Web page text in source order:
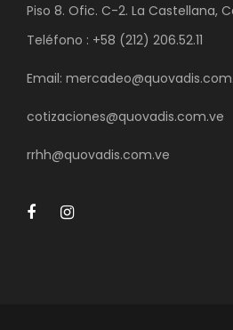
Piso 8. Ofic. C-2. La Castellana,
Teléfono : +58 (212) 206.52.11
Email:
cotizaciones@quovadis.com.ve
rrhh@quovadis.com.ve